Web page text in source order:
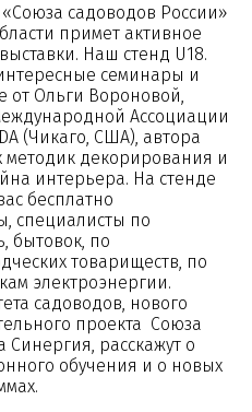
садоводов России»
примет активное
Наш стенд U18.
семинары и
от Ольги Вороновой,
Ассоциации
(Чикаго, США), автора
методик декорирования и
интерьера. На стенде
бесплатно
специалисты по
бытовок, по
товариществ, по
электроэнергии.
садоводов, нового
проекта Союза
Синергия, расскажут о
обучения и о новых